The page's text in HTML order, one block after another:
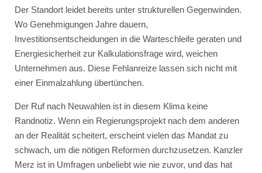
Der Standort leidet bereits unter strukturellen Gegenwinden.
Wo Genehmigungen Jahre dauern,
Investitionsentscheidungen in die Warteschleife geraten und
Energiesicherheit zur Kalkulationsfrage wird, weichen
Unternehmen aus. Diese Fehlanreize lassen sich nicht mit
einer Einmalzahlung übertünchen.
Der Ruf nach Neuwahlen ist in diesem Klima keine
Randnotiz. Wenn ein Regierungsprojekt nach dem anderen
an der Realität scheitert, erscheint vielen das Mandat zu
schwach, um die nötigen Reformen durchzusetzen. Kanzler
Merz ist in Umfragen unbeliebt wie nie zuvor, und das hat